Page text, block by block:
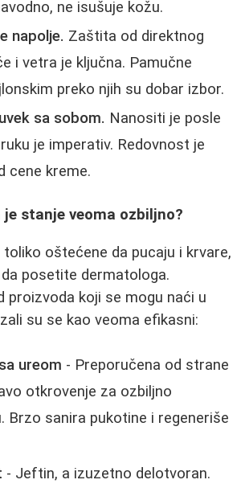
ne isušuje kožu.
napolje. Zaštita od direktnog
i vetra je ključna. Pamučne
preko njih su dobar izbor.
sa sobom. Nanositi je posle
je imperativ. Redovnost je
cene kreme.
stanje veoma ozbiljno?
oštećene da pucaju i krvare,
posetite dermatologa.
proizvoda koji se mogu naći u
su se kao veoma efikasni:
ureom - Preporučena od strane
otkrovenje za ozbiljno
Brzo sanira pukotine i regeneriše
- Jeftin, a izuzetno delotvoran.